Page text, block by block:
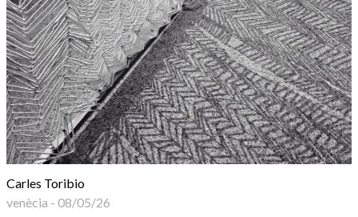
Carles Toribio
venècia - 08/05/26